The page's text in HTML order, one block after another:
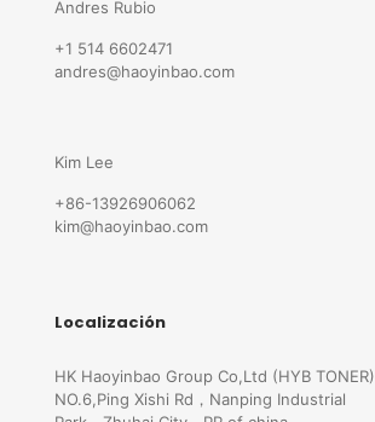
Andres Rubio
+1 514 6602471
andres@haoyinbao.com
Kim Lee
+86-13926906062
kim@haoyinbao.com
Localización
HK Haoyinbao Group Co,Ltd (HYB TONER)
NO.6,Ping Xishi Rd，Nanping Industrial